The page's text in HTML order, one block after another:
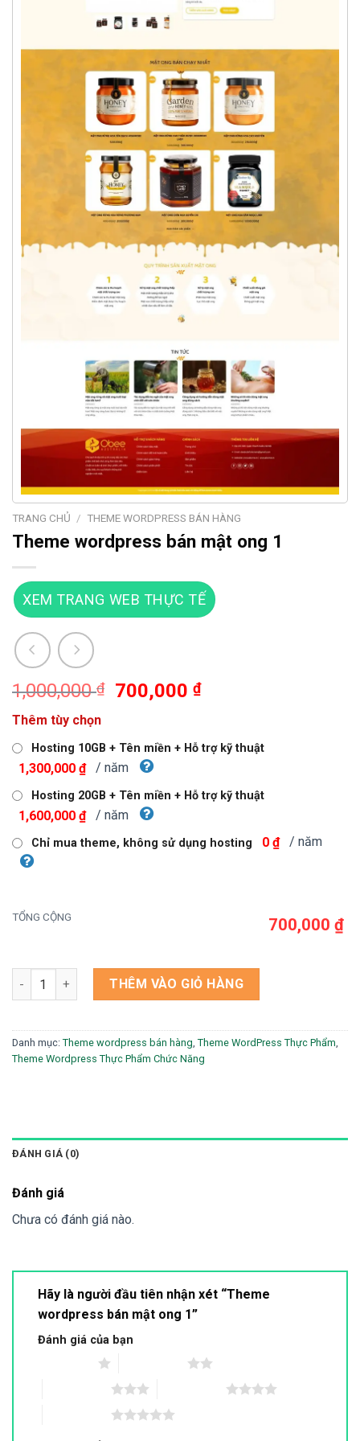
TRANG CHỦ / THEME WORDPRESS BÁN HÀNG
Theme wordpress bán mật ong 1
XEM TRANG WEB THỰC TẾ
1,000,000₫
Giá
1,000,000 ₫.
700,000₫Giá
là:
Thêm tùy chọn
Hosting 10GB + Tên miền + Hỗ trợ kỹ thuật
1,300,000 ₫ / năm
Hosting 20GB + Tên miền + Hỗ trợ kỹ thuật
1,600,000 ₫ / năm
Chỉ mua theme, không sử dụng hosting 0 ₫ / năm
TỔNG CỘNG 700,000 ₫
Theme wordpress bán mật ong 1 số lượng
THÊM VÀO GIỎ HÀNG
Danh mục: Theme wordpress bán hàng, Theme WordPress Thực Phẩm,
Theme Wordpress Thực Phẩm Chức Năng
ĐÁNH GIÁ (0)
Đánh giá
Chưa có đánh giá nào.
Hãy là người đầu tiên nhận xét “Theme
wordpress bán mật ong 1”
Đánh giá của bạn